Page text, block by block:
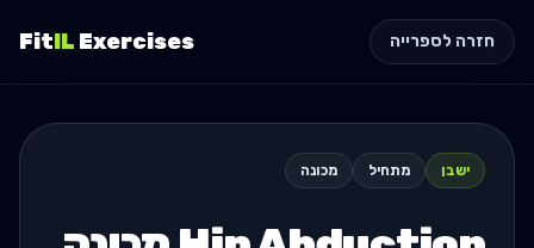
חזרה לספרייה FitIL Exercises
ישבן מתחיל מכונה